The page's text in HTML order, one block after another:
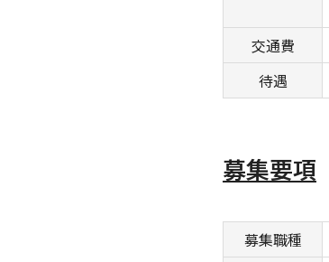
交通費
待遇
募集要項
募集職種